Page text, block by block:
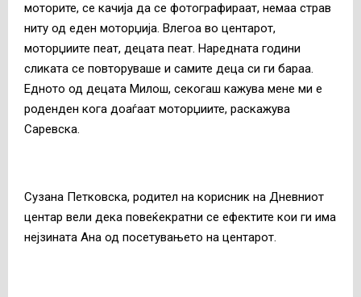
моторите, се качија да се фотографираат, немаа страв
ниту од еден моторџија. Влегоа во центарот,
моторџиите пеат, децата пеат. Наредната години
сликата се повторуваше и самите деца си ги бараа.
Едното од децата Милош, секогаш кажува мене ми е
роденден кога доаѓаат моторџиите, раскажува
Саревска.
Сузана Петковска, родител на корисник на Дневниот
центар вели дека повеќекратни се ефектите кои ги има
нејзината Ана од посетувањето на центарот.